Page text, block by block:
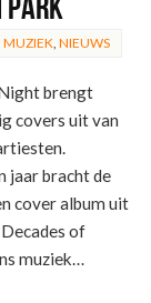
MUZIEK NIEUWS
brengt
covers uit van
jaar bracht de
cover album uit
of
muziek…